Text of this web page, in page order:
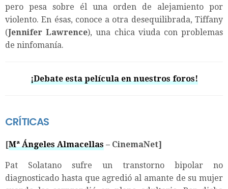
pero pesa sobre él una orden de alejamiento por
violento. En ésas, conoce a otra desequilibrada, Tiffany
(Jennifer Lawrence), una chica viuda con problemas
de ninfomanía.
¡Debate esta película en nuestros foros!
CRÍTICAS
[Mª Ángeles Almacellas – CinemaNet]
Pat Solatano sufre un transtorno bipolar no
diagnosticado hasta que agredió al amante de su mujer